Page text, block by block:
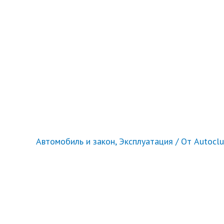
Автомобиль и закон, Эксплуатация / От